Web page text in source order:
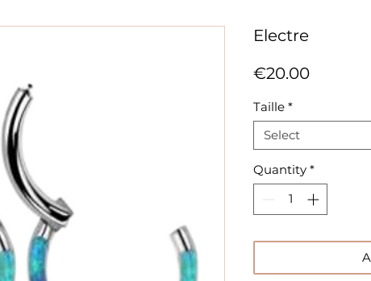
Electre
€20.00Price
Taille *
Select
Quantity *